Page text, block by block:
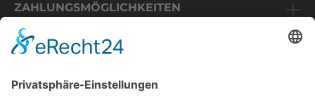
Relaunch HQG-Shop
ZAHLUNGSMÖGLICHKEITEN
Sie befinden sich auf einem Online-Shop in Deutschland.